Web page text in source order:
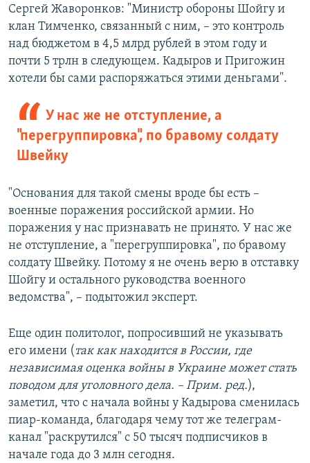
Сергей Жаворонков: "Министр обороны Шойгу и
клан Тимченко, связанный с ним, – это контроль
над бюджетом в 4,5 млрд рублей в этом году и
почти 5 трлн в следующем. Кадыров и Пригожин
хотели бы сами распоряжаться этими деньгами".
У нас же не отступление, а
"перегруппировка", по бравому солдату
Швейку
"Основания для такой смены вроде бы есть –
военные поражения российской армии. Но
поражения у нас признавать не принято. У нас же
не отступление, а "перегруппировка", по бравому
солдату Швейку. Потому я не очень верю в отставку
Шойгу и остального руководства военного
ведомства", – подытожил эксперт.
Еще один политолог, попросивший не указывать
его имени ( так как находится в России, где
независимая оценка войны в Украине может стать
поводом для уголовного дела. – Прим. ред.),
заметил, что с начала войны у Кадырова сменилась
пиар-команда, благодаря чему тот же телеграм-
канал "раскрутился" с 50 тысяч подписчиков в
начале года до 3 млн сегодня.